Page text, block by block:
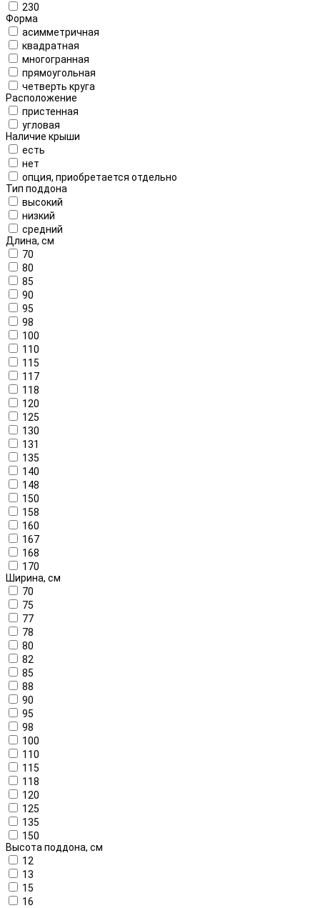
230
Форма
асимметричная
квадратная
многогранная
прямоугольная
четверть круга
Расположение
пристенная
угловая
Наличие крыши
есть
нет
опция, приобретается отдельно
Тип поддона
высокий
низкий
средний
Длина, см
70
80
85
90
95
98
100
110
115
117
118
120
125
130
131
135
140
148
150
158
160
167
168
170
Ширина, см
70
75
77
78
80
82
85
88
90
95
98
100
110
115
118
120
125
135
150
Высота поддона, см
12
13
15
16